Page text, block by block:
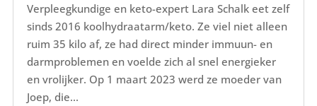
Verpleegkundige en keto-expert Lara Schalk eet zelf
sinds 2016 koolhydraatarm/keto. Ze viel niet alleen
ruim 35 kilo af, ze had direct minder immuun- en
darmproblemen en voelde zich al snel energieker
en vrolijker. Op 1 maart 2023 werd ze moeder van
Joep, die...